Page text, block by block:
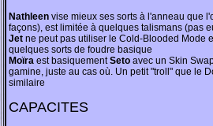
Nathleen vise mieux ses sorts à l'anneau que
façons), est limitée à quelques talismans (pas
Jet ne peut pas utiliser le Cold-Blooded Mode
quelques sorts de foudre basique
Moïra est basiquementSeto avec un Skin
gamine, juste au cas où. Un petit "troll" que le
similaire
CAPACITES